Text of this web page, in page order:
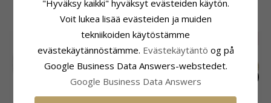
ASIAKKAAT OSTAVAT MYÖS
SALE 20%
"Hyväksy kaikki" hyväksyt evästeiden käytön.
Voit lukea lisää evästeiden ja muiden
tekniikoiden käytöstämme
evästekäytännöstämme. Evästekäytäntö og på
Google Business Data Answers-webstedet.
Google Business Data Answers